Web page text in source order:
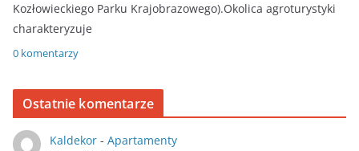
Kozłowieckiego Parku Krajobrazowego).Okolica agroturystyki
charakteryzuje
0 komentarzy
Ostatnie komentarze
Kaldekor- Apartamenty